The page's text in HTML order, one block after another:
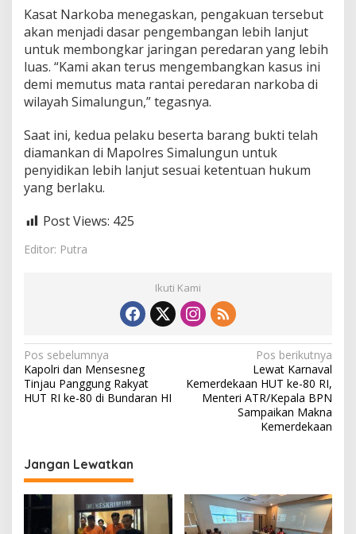
Kasat Narkoba menegaskan, pengakuan tersebut
akan menjadi dasar pengembangan lebih lanjut
untuk membongkar jaringan peredaran yang lebih
luas. “Kami akan terus mengembangkan kasus ini
demi memutus mata rantai peredaran narkoba di
wilayah Simalungun,” tegasnya.
Saat ini, kedua pelaku beserta barang bukti telah
diamankan di Mapolres Simalungun untuk
penyidikan lebih lanjut sesuai ketentuan hukum
yang berlaku.
Post Views: 425
Editor: Putra
Ikuti Kami
N
a
v
a
s
Pos sebelumnya
Kapolri dan Mensesneg
Tinjau Panggung Rakyat
HUT RI ke-80 di Bundaran HI
Pos berikutnya
Lewat Karnaval
Kemerdekaan HUT ke-80 RI,
Menteri ATR/Kepala BPN
Sampaikan Makna
Kemerdekaan
Jangan Lewatkan